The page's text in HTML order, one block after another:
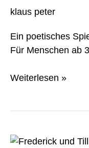
klaus peter
Ein poetisches
Für Menschen ab 3
Weiterlesen »
Frederick